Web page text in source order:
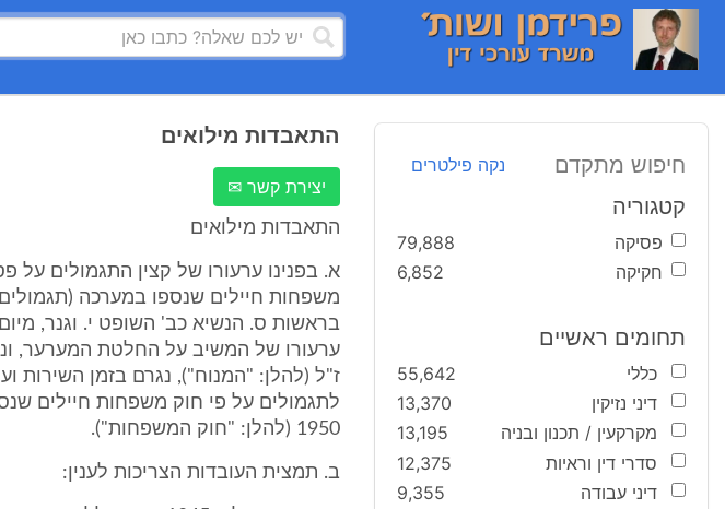
חיפוש מתקדם נקה פילטרים
קטגוריה
פסיקה
79,888
חקיקה
6,852
תחומים ראשיים
כללי
55,642
דיני נזיקין
13,370
מקרקעין / תכנון ובניה
13,195
סדרי דין וראיות
12,375
דיני עבודה
9,355
התאבדות מילואים
יצירת קשר ✉
התאבדות מילואים
א. בפנינו ערעורו של קצין התגמולים על
ערעורו של המשיב על החלטת המערער,
ז"ל (להלן: "המנוח"), נגרם בזמן השירות
לתגמולים על פי חוק משפחות חיילים
1950 (להלן: "חוק המשפחות").
ב. תמצית העובדות הצריכות לענין: